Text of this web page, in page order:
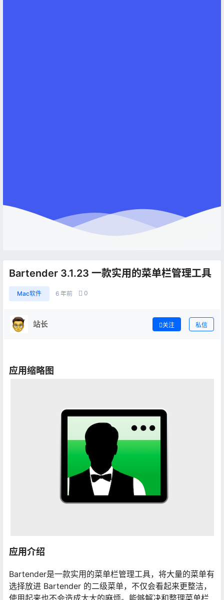
Bartender 3.1.23 一款实用的菜单栏管理工具
Mac软件 6 年前 0
站长 关注 私信
应用缩略图
应用介绍
Bartender是一款实用的菜单栏管理工具，将大量的菜单有
选择放进 Bartender 的二级菜单，不仅会看起来更整洁，
使用起来也不会造成太大的麻烦。能够解决和整理菜单栏